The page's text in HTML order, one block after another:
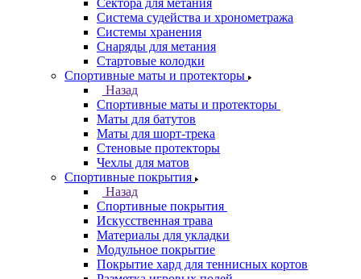
Сектора для метания
Система судейства и хронометража
Системы хранения
Снаряды для метания
Стартовые колодки
Спортивные маты и протекторы
Назад
Спортивные маты и протекторы
Маты для батутов
Маты для шорт-трека
Стеновые протекторы
Чехлы для матов
Спортивные покрытия
Назад
Спортивные покрытия
Искусственная трава
Материалы для укладки
Модульное покрытие
Покрытие хард для теннисных кортов